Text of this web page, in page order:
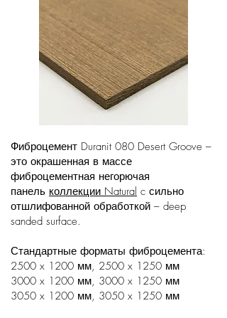
Фиброцемент Duranit 080 Desert Groove –
это окрашенная в массе
фиброцементная негорючая
панель коллекции Natural c сильно
отшлифованной обработкой – deep
sanded surface.
Стандартные форматы фиброцемента:
2500 x 1200 мм, 2500 x 1250 мм
3000 x 1200 мм, 3000 x 1250 мм
3050 x 1200 мм, 3050 x 1250 мм